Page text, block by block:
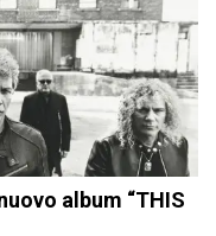
album “THIS